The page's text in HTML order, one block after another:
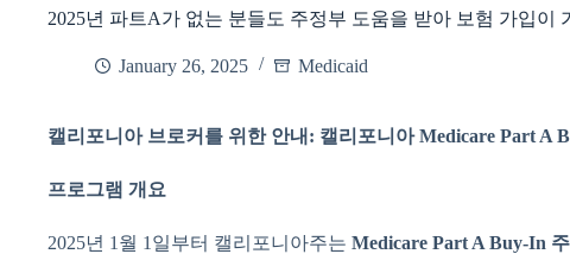
2025년 파트A가 없는 분들도 주정부 도움을 받아 보험 가입이
January 26, 2025 Medicaid
캘리포니아 브로커를 위한 안내 : 캘리포니아Medicare Part A
프로그램 개요
2025년 1월 1일부터 캘리포니아주는 Medicare Part A Buy-In 주